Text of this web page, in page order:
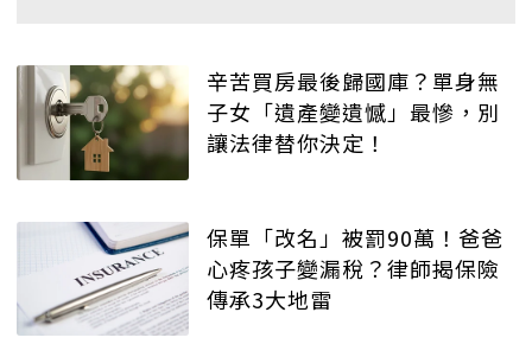
辛苦買房最後歸國庫？單身無
子女「遺產變遺憾」最慘，別
讓法律替你決定！
保單「改名」被罰90萬！爸爸
心疼孩子變漏稅？律師揭保險
傳承3大地雷